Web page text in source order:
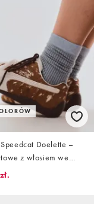
Doelette –
z włosiem we
sarenki – Tylko w